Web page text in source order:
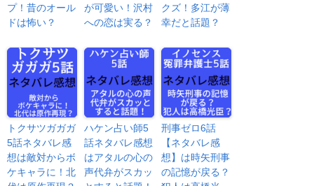
プ！昔のオール
ドは怖い？
が可愛い！沢村
への恋は実る？
クズ！多江が薄
幸だと話題？
トクサツガガガ
5話ネタバレ感
想は敵対からボ
ケキャラに！北
ハケン占い師5
話ネタバレ感想
はアタルの心の
声代弁がスカッ
刑事ゼロ6話
【ネタバレ感
想】は時矢刑事
の記憶が戻る？